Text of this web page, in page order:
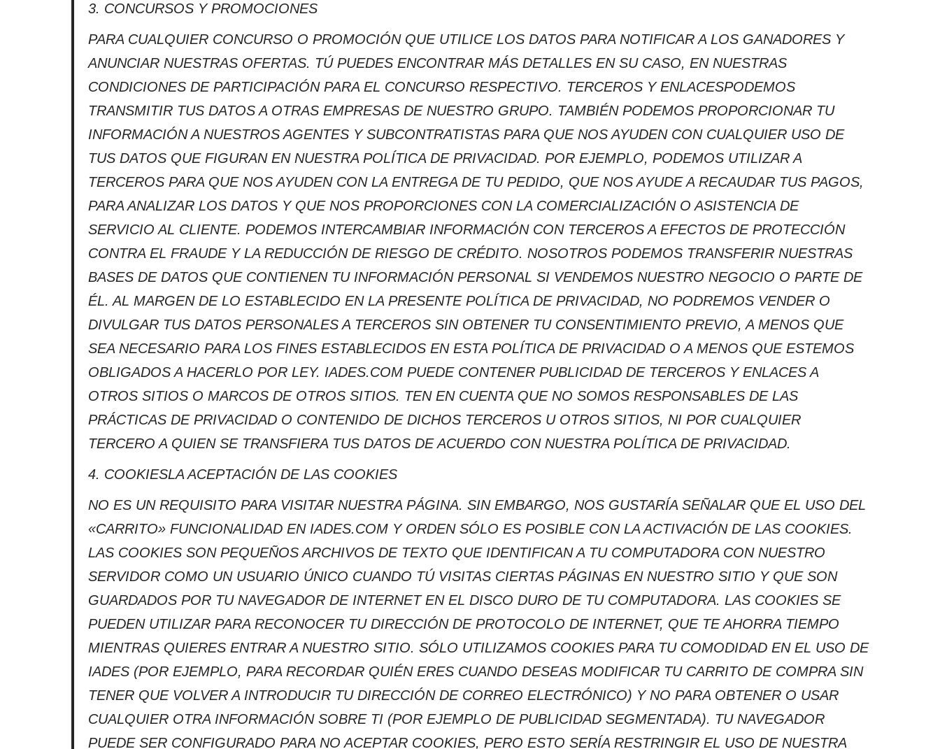
3. CONCURSOS Y PROMOCIONES
PARA CUALQUIER CONCURSO O PROMOCIÓN QUE UTILICE LOS DATOS PARA NOTIFICAR A LOS GANADORES Y
ANUNCIAR NUESTRAS OFERTAS. TÚ PUEDES ENCONTRAR MÁS DETALLES EN SU CASO, EN NUESTRAS
CONDICIONES DE PARTICIPACIÓN PARA EL CONCURSO RESPECTIVO. TERCEROS Y ENLACESPODEMOS
TRANSMITIR TUS DATOS A OTRAS EMPRESAS DE NUESTRO GRUPO. TAMBIÉN PODEMOS PROPORCIONAR TU
INFORMACIÓN A NUESTROS AGENTES Y SUBCONTRATISTAS PARA QUE NOS AYUDEN CON CUALQUIER USO DE
TUS DATOS QUE FIGURAN EN NUESTRA POLÍTICA DE PRIVACIDAD. POR EJEMPLO, PODEMOS UTILIZAR A
TERCEROS PARA QUE NOS AYUDEN CON LA ENTREGA DE TU PEDIDO, QUE NOS AYUDE A RECAUDAR TUS PAGOS,
PARA ANALIZAR LOS DATOS Y QUE NOS PROPORCIONES CON LA COMERCIALIZACIÓN O ASISTENCIA DE
SERVICIO AL CLIENTE. PODEMOS INTERCAMBIAR INFORMACIÓN CON TERCEROS A EFECTOS DE PROTECCIÓN
CONTRA EL FRAUDE Y LA REDUCCIÓN DE RIESGO DE CRÉDITO. NOSOTROS PODEMOS TRANSFERIR NUESTRAS
BASES DE DATOS QUE CONTIENEN TU INFORMACIÓN PERSONAL SI VENDEMOS NUESTRO NEGOCIO O PARTE DE
ÉL. AL MARGEN DE LO ESTABLECIDO EN LA PRESENTE POLÍTICA DE PRIVACIDAD, NO PODREMOS VENDER O
DIVULGAR TUS DATOS PERSONALES A TERCEROS SIN OBTENER TU CONSENTIMIENTO PREVIO, A MENOS QUE
SEA NECESARIO PARA LOS FINES ESTABLECIDOS EN ESTA POLÍTICA DE PRIVACIDAD O A MENOS QUE ESTEMOS
OBLIGADOS A HACERLO POR LEY. IADES.COM PUEDE CONTENER PUBLICIDAD DE TERCEROS Y ENLACES A
OTROS SITIOS O MARCOS DE OTROS SITIOS. TEN EN CUENTA QUE NO SOMOS RESPONSABLES DE LAS
PRÁCTICAS DE PRIVACIDAD O CONTENIDO DE DICHOS TERCEROS U OTROS SITIOS, NI POR CUALQUIER
TERCERO A QUIEN SE TRANSFIERA TUS DATOS DE ACUERDO CON NUESTRA POLÍTICA DE PRIVACIDAD.
4. COOKIESLA ACEPTACIÓN DE LAS COOKIES
NO ES UN REQUISITO PARA VISITAR NUESTRA PÁGINA. SIN EMBARGO, NOS GUSTARÍA SEÑALAR QUE EL USO DEL
«CARRITO» FUNCIONALIDAD EN IADES.COM Y ORDEN SÓLO ES POSIBLE CON LA ACTIVACIÓN DE LAS COOKIES.
LAS COOKIES SON PEQUEÑOS ARCHIVOS DE TEXTO QUE IDENTIFICAN A TU COMPUTADORA CON NUESTRO
SERVIDOR COMO UN USUARIO ÚNICO CUANDO TÚ VISITAS CIERTAS PÁGINAS EN NUESTRO SITIO Y QUE SON
GUARDADOS POR TU NAVEGADOR DE INTERNET EN EL DISCO DURO DE TU COMPUTADORA. LAS COOKIES SE
PUEDEN UTILIZAR PARA RECONOCER TU DIRECCIÓN DE PROTOCOLO DE INTERNET, QUE TE AHORRA TIEMPO
MIENTRAS QUIERES ENTRAR A NUESTRO SITIO. SÓLO UTILIZAMOS COOKIES PARA TU COMODIDAD EN EL USO DE
IADES (POR EJEMPLO, PARA RECORDAR QUIÉN ERES CUANDO DESEAS MODIFICAR TU CARRITO DE COMPRA SIN
TENER QUE VOLVER A INTRODUCIR TU DIRECCIÓN DE CORREO ELECTRÓNICO) Y NO PARA OBTENER O USAR
CUALQUIER OTRA INFORMACIÓN SOBRE TI (POR EJEMPLO DE PUBLICIDAD SEGMENTADA). TU NAVEGADOR
PUEDE SER CONFIGURADO PARA NO ACEPTAR COOKIES, PERO ESTO SERÍA RESTRINGIR EL USO DE NUESTRA